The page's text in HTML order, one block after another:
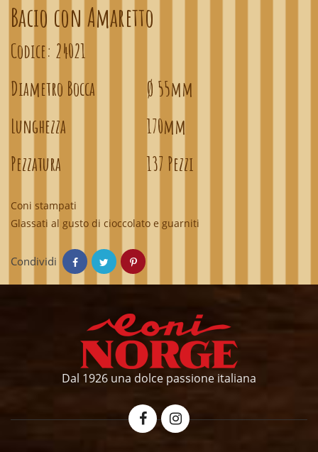
Bacio con Amaretto
Codice: 24021
Diametro Bocca
Ø 55mm
Lunghezza
170mm
Pezzatura
137 Pezzi
Coni stampati
Glassati al gusto di cioccolato e guarniti
Condividi
Dal 1926 una dolce passione italiana